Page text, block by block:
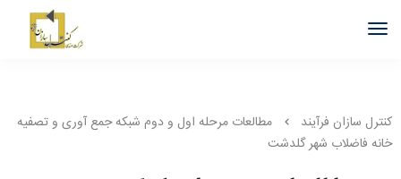
کنترل سازان فرآیند
مطالعات مرحله اول و دوم شبکه جمع آوری و تصفیه
خانه فاضلاب شهر گلدشت